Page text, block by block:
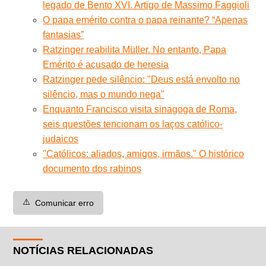
legado de Bento XVI. Artigo de Massimo Faggioli
O papa emérito contra o papa reinante? “Apenas
fantasias”
Ratzinger reabilita Müller. No entanto, Papa
Emérito é acusado de heresia
Ratzinger pede silêncio: "Deus está envolto no
silêncio, mas o mundo nega"
Enquanto Francisco visita sinagoga de Roma,
seis questões tencionam os laços católico-
judaicos
''Católicos: aliados, amigos, irmãos.'' O histórico
documento dos rabinos
⚠️ Comunicar erro
NOTÍCIAS RELACIONADAS